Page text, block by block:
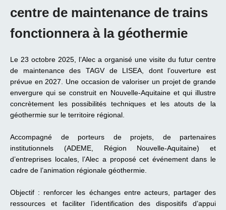
centre de maintenance de trains
fonctionnera à la géothermie
Le 23 octobre 2025, l’Alec a organisé une visite du futur centre
de maintenance des TAGV de LISEA, dont l’ouverture est
prévue en 2027. Une occasion de valoriser un projet de grande
envergure qui se construit en Nouvelle-Aquitaine et qui illustre
concrètement les possibilités techniques et les atouts de la
géothermie sur le territoire régional.
Accompagné de porteurs de projets, de partenaires
institutionnels (ADEME, Région Nouvelle-Aquitaine) et
d’entreprises locales, l’Alec a proposé cet événement dans le
cadre de l’animation régionale géothermie.
Objectif : renforcer les échanges entre acteurs, partager des
ressources et faciliter l’identification des dispositifs d’appui